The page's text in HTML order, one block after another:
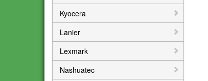
Kyocera
Lanier
Lexmark
Nashuatec